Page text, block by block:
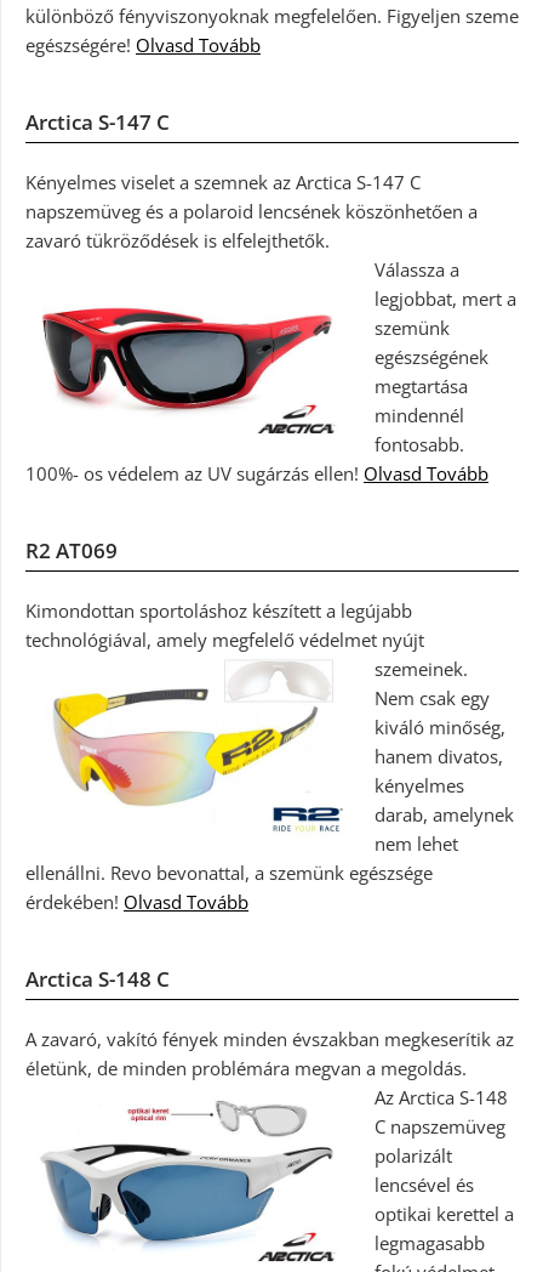
különböző fényviszonyoknak megfelelően. Figyeljen szeme
egészségére! Olvasd Tovább
Arctica S-147 C
Kényelmes viselet a szemnek az Arctica S-147 C
napszemüveg és a polaroid lencsének köszönhetően a
zavaró tükröződések is elfelejthetők.
Válassza a
legjobbat, mert a
szemünk
egészségének
megtartása
mindennél
fontosabb.
100%- os védelem az UV sugárzás ellen! Olvasd Tovább
R2 AT069
Kimondottan sportoláshoz készített a legújabb
technológiával, amely megfelelő védelmet nyújt
szemeinek.
Nem csak egy
kiváló minőség,
hanem divatos,
kényelmes
darab, amelynek
nem lehet
ellenállni. Revo bevonattal, a szemünk egészsége
érdekében! Olvasd Tovább
Arctica S-148 C
A zavaró, vakító fények minden évszakban megkeserítik az
életünk, de minden problémára megvan a megoldás.
Az Arctica S-148
C napszemüveg
polarizált
lencsével és
optikai kerettel a
legmagasabb